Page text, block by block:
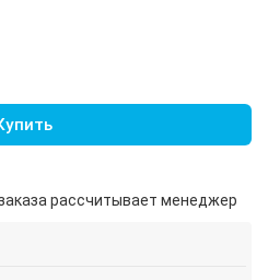
рассчитывает менеджер